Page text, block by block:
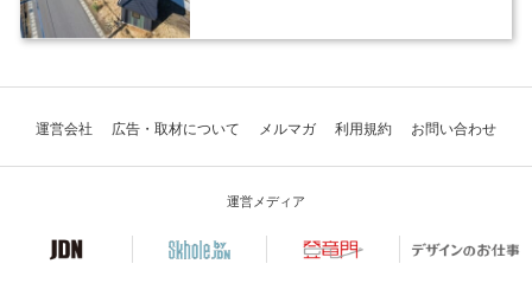
運営会社 広告・取材について メルマガ 利用規約 お問い合わせ
運営メディア